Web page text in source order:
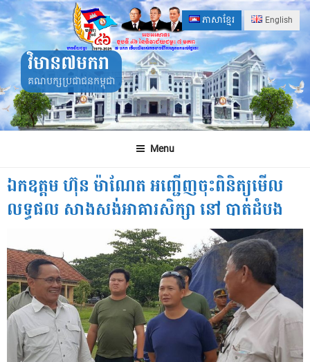
Skip
to
content
ភាសាខ្មែរ English
វិមាន៧មករា
គណបក្សប្រជាជនកម្ពុជា
Menu
ឯកឧត្តម ហ៊ុន ម៉ាណែត អញ្ជើញចុះពិនិត្យមើល
លទ្ធផល សាងសង់អាគារសិក្សា នៅ បាត់ដំបង